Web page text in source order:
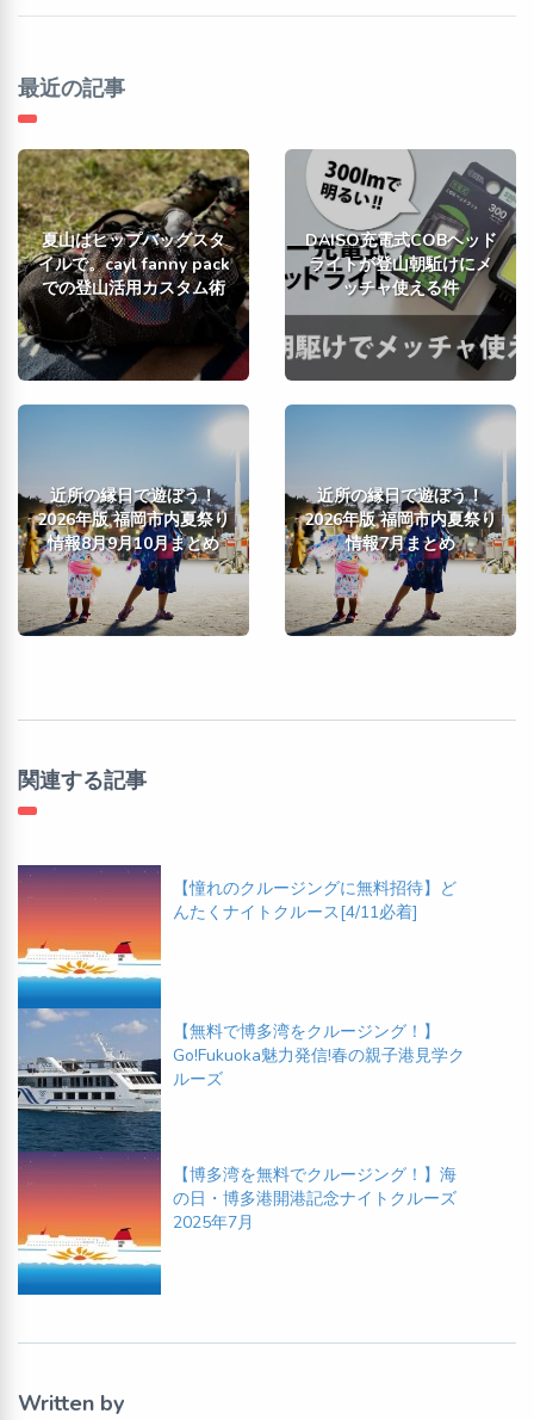
最近の記事
夏山はヒップバッグスタ
イルで。cayl fanny pack
での登山活用カスタム術
DAISO充電式COBヘッド
ライトが登山朝駈けにメ
ッチャ使える件
近所の縁日で遊ぼう！
2026年版 福岡市内夏祭り
情報8月9月10月まとめ
近所の縁日で遊ぼう！
2026年版 福岡市内夏祭り
情報7月まとめ
関連する記事
【憧れのクルージングに無料招待】ど
んたくナイトクルース[4/11必着]
【無料で博多湾をクルージング！】
Go!Fukuoka魅力発信!春の親子港見学ク
ルーズ
【博多湾を無料でクルージング！】海
の日・博多港開港記念ナイトクルーズ
2025年7月
Written by